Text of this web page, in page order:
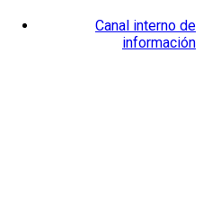
Canal interno de
información